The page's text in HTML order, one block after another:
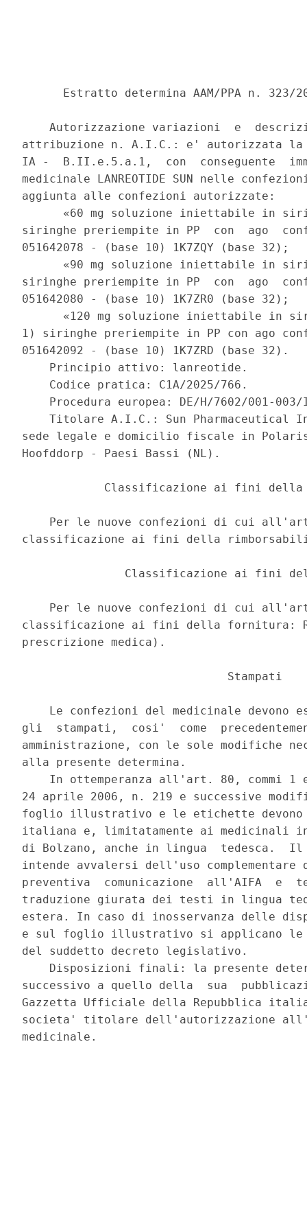
Estratto determina AAM/PPA n. 323/
Autorizzazione variazioni  e
attribuzione n. A.I.C.: e' autorizzata la
IA -  B.II.e.5.a.1,  con  conseguente
medicinale LANREOTIDE SUN nelle
aggiunta alle confezioni autorizzate:
«60 mg soluzione iniettabile in
siringhe preriempite in PP  con  ago
051642078 - (base 10) 1K7ZQY (base 32);
«90 mg soluzione iniettabile in
siringhe preriempite in PP  con  ago
051642080 - (base 10) 1K7ZR0 (base 32);
«120 mg soluzione iniettabile in
1) siringhe preriempite in PP con ago
051642092 - (base 10) 1K7ZRD (base 32).
    Principio attivo: lanreotide.
    Codice pratica: C1A/2025/766.
Procedura europea: DE/H/7602/001-
Titolare A.I.C.: Sun Pharmaceutical
sede legale e domicilio fiscale in
Hoofddorp - Paesi Bassi (NL).
Classificazione ai fini
Per le nuove confezioni di cui
classificazione ai fini della
Classificazione ai fini
Per le nuove confezioni di cui
classificazione ai fini della fornitura:
prescrizione medica).
                              Stampati
Le confezioni del medicinale devono
gli  stampati,  cosi'  come
amministrazione, con le sole modifiche
alla presente determina.
In ottemperanza all'art. 80, commi 1
24 aprile 2006, n. 219 e successive
foglio illustrativo e le etichette
italiana e, limitatamente ai medicinali in
di Bolzano, anche in lingua  tedesca.
intende avvalersi dell'uso
preventiva  comunicazione  all'AIFA  e
traduzione giurata dei testi in lingua
estera. In caso di inosservanza delle
e sul foglio illustrativo si applicano
del suddetto decreto legislativo.
Disposizioni finali: la presente
successivo a quello della  sua
Gazzetta Ufficiale della Repubblica
societa' titolare dell'autorizzazione